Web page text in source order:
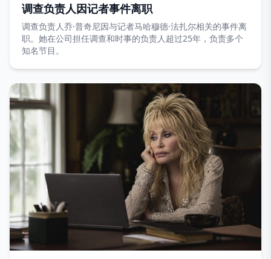
调查负责人因记者事件离职
调查负责人乔·普奇尼因与记者马哈穆德·法扎尔相关的事件离
职。她在公司担任调查和时事的负责人超过25年，负责多个
知名节目。